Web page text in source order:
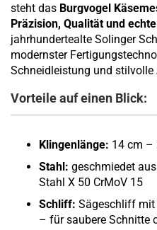
steht das Burgvogel
Präzision, Qualität und
jahrhundertealte Solinger
modernster
Schneidleistung und stilvolle
Vorteile auf einen Blick:
Klingenlänge: 14 cm –
Stahl: geschmiedet
Stahl X 50 CrMoV 15
Schliff: Sägeschliff mit
– für saubere Schnitte